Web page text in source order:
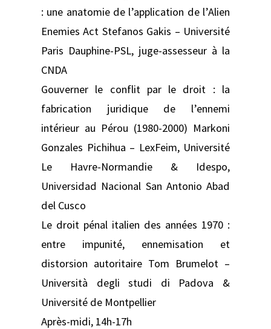
: une anatomie de l’application de l’Alien
Enemies Act Stefanos Gakis – Université
Paris Dauphine-PSL, juge-assesseur à la
CNDA
Gouverner le conflit par le droit : la
fabrication juridique de l’ennemi
intérieur au Pérou (1980-2000) Markoni
Gonzales Pichihua – LexFeim, Université
Le Havre-Normandie & Idespo,
Universidad Nacional San Antonio Abad
del Cusco
Le droit pénal italien des années 1970 :
entre impunité, ennemisation et
distorsion autoritaire Tom Brumelot –
Università degli studi di Padova &
Université de Montpellier
Après-midi, 14h-17h